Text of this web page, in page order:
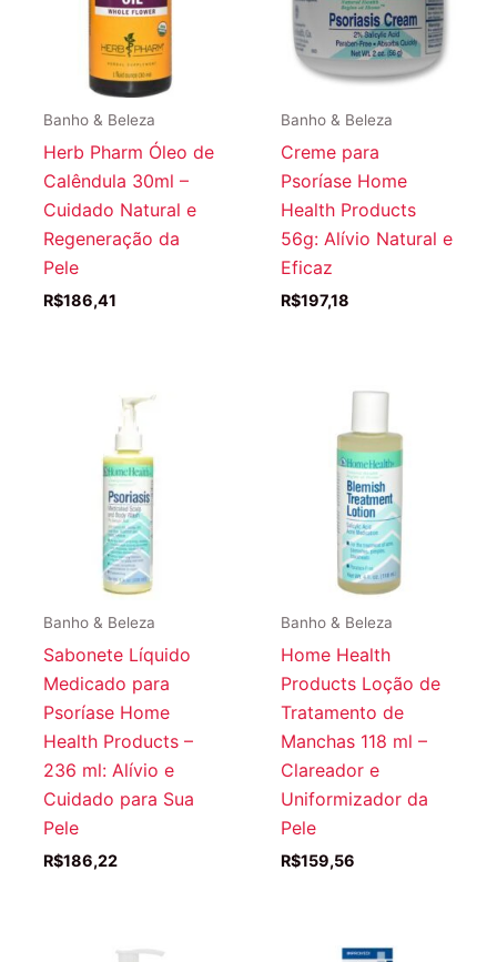
Banho & Beleza
Herb Pharm Óleo de
Calêndula 30ml –
Cuidado Natural e
Regeneração da
Pele
R$186,41
Banho & Beleza
Creme para
Psoríase Home
Health Products
56g: Alívio Natural e
Eficaz
R$197,18
Banho & Beleza
Sabonete Líquido
Medicado para
Psoríase Home
Health Products –
236 ml: Alívio e
Cuidado para Sua
Pele
R$186,22
Banho & Beleza
Home Health
Products Loção de
Tratamento de
Manchas 118 ml –
Clareador e
Uniformizador da
Pele
R$159,56